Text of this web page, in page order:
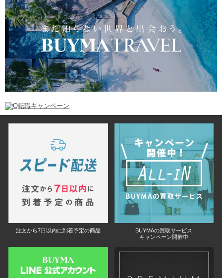
注文から7日以内に到着予定の商品
BUYMAの買取サービス
キャンペーン開催中